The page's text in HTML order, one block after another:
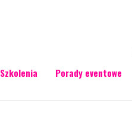
Szkolenia Porady eventowe